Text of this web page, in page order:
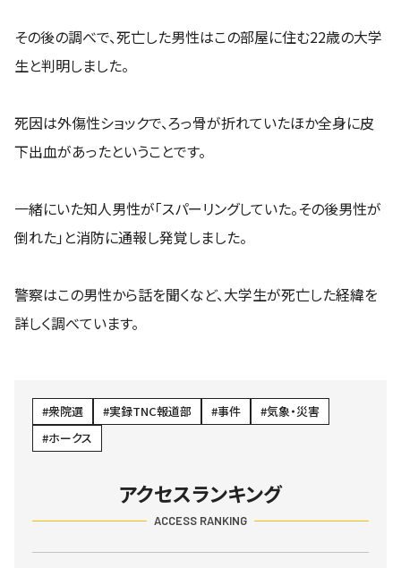
その後の調べで、死亡した男性はこの部屋に住む22歳の大学
生と判明しました。
死因は外傷性ショックで、ろっ骨が折れていたほか全身に皮
下出血があったということです。
一緒にいた知人男性が「スパーリングしていた。その後男性が
倒れた」と消防に通報し発覚しました。
警察はこの男性から話を聞くなど、大学生が死亡した経緯を
詳しく調べています。
衆院選 実録TNC報道部 事件
気象・災害
ホークス
アクセスランキング
ACCESS RANKING